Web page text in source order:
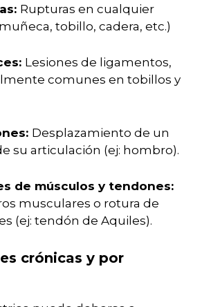
Rupturas en cualquier
tobillo, cadera, etc.)
Lesiones de ligamentos,
comunes en tobillos y
Desplazamiento de un
su articulación (ej: hombro).
de músculos y tendones:
musculares o rotura de
(ej: tendón de Aquiles).
crónicas y por